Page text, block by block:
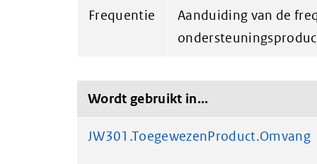
Frequentie
Aanduiding van de
Wordt gebruikt in...
JW301.ToegewezenProduct.Omvang